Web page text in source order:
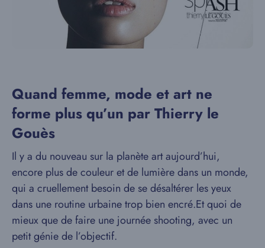
Quand femme, mode et art ne
forme plus qu’un par Thierry le
Gouès
Il y a du nouveau sur la planète art aujourd’hui,
encore plus de couleur et de lumière dans un monde,
qui a cruellement besoin de se désaltérer les yeux
dans une routine urbaine trop bien encré.Et quoi de
mieux que de faire une journée shooting, avec un
petit génie de l’objectif.